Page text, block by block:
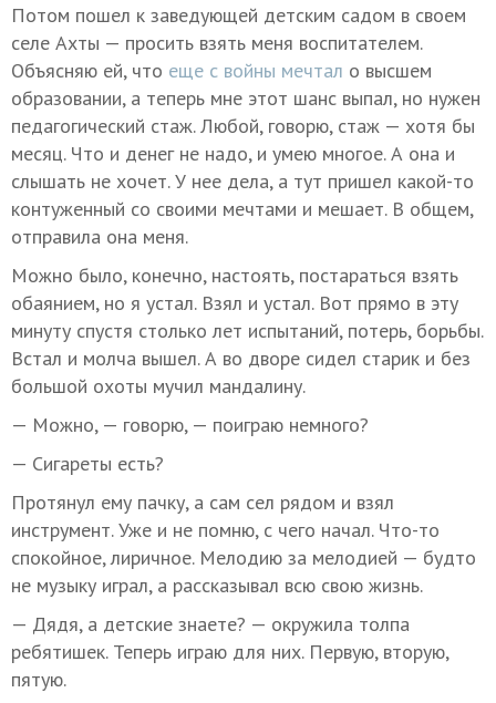
Потом пошел к заведующей детским садом в своем
селе Ахты — просить взять меня воспитателем.
Объясняю ей, что еще с войны мечтал о высшем
образовании, а теперь мне этот шанс выпал, но нужен
педагогический стаж. Любой, говорю, стаж — хотя бы
месяц. Что и денег не надо, и умею многое. А она и
слышать не хочет. У нее дела, а тут пришел какой-то
контуженный со своими мечтами и мешает. В общем,
отправила она меня.
Можно было, конечно, настоять, постараться взять
обаянием, но я устал. Взял и устал. Вот прямо в эту
минуту спустя столько лет испытаний, потерь, борьбы.
Встал и молча вышел. А во дворе сидел старик и без
большой охоты мучил мандалину.
— Можно, — говорю, — поиграю немного?
— Сигареты есть?
Протянул ему пачку, а сам сел рядом и взял
инструмент. Уже и не помню, с чего начал. Что-то
спокойное, лиричное. Мелодию за мелодией — будто
не музыку играл, а рассказывал всю свою жизнь.
— Дядя, а детские знаете? — окружила толпа
ребятишек. Теперь играю для них. Первую, вторую,
пятую.